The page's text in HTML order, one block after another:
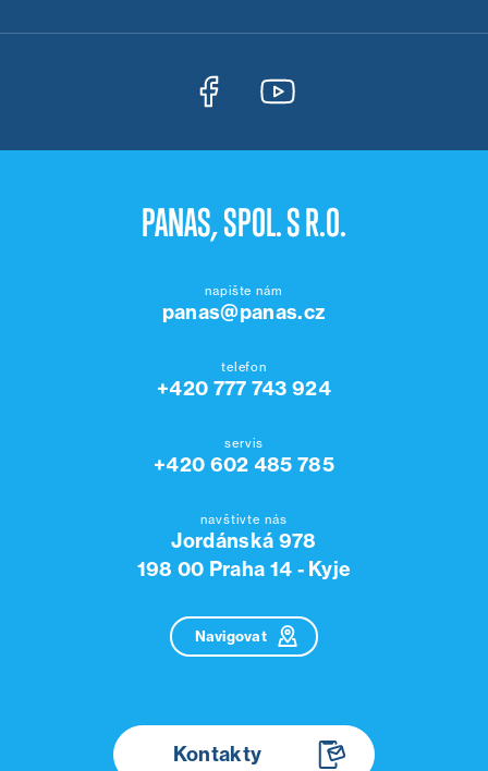
PANAS, SPOL. S R.O.
napište nám
panas@panas.cz
telefon
+420 777 743 924
servis
+420 602 485 785
navštivte nás
Jordánská 978
198 00 Praha 14 - Kyje
Navigovat
Kontakty